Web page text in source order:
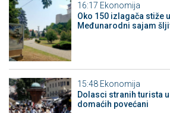
16:17 Ekonomija
Oko 150 izlagača stiže
Međunarodni sajam
15:48 Ekonomija
Dolasci stranih turista
domaćih povećani